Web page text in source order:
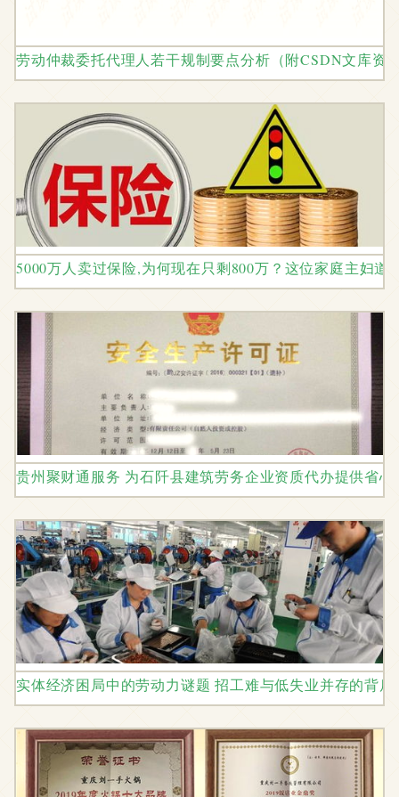
劳动仲裁委托代理人若干规制要点分析（附CSDN文库资
5000万人卖过保险,为何现在只剩800万？这位家庭主妇道
贵州聚财通服务 为石阡县建筑劳务企业资质代办提供省
实体经济困局中的劳动力谜题 招工难与低失业并存的背后